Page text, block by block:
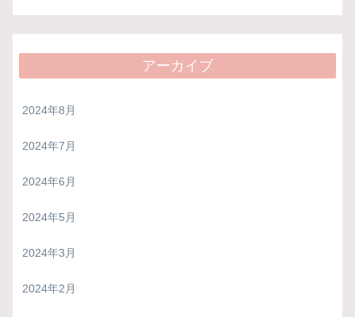
アーカイブ
2024年8月
2024年7月
2024年6月
2024年5月
2024年3月
2024年2月